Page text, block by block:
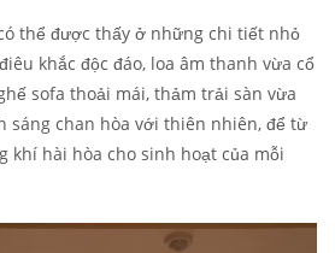
thể được thấy ở những chi tiết nhỏ
khắc độc đáo, loa âm thanh vừa cổ
sofa thoải mái, thảm trải sàn vừa
sáng chan hòa với thiên nhiên, để từ
khí hài hòa cho sinh hoạt của mỗi